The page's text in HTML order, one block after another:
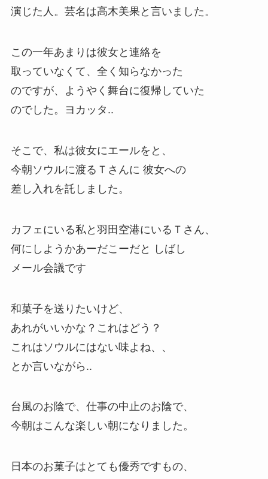
演じた人。芸名は高木美果と言いました。
この一年あまりは彼女と連絡を
取っていなくて、全く知らなかった
のですが、ようやく舞台に復帰していた
のでした。ヨカッタ..
そこで、私は彼女にエールをと、
今朝ソウルに渡るＴさんに 彼女への
差し入れを託しました。
カフェにいる私と羽田空港にいるＴさん、
何にしようかあーだこーだと しばし
メール会議です
和菓子を送りたいけど、
あれがいいかな？これはどう？
これはソウルにはない味よね、、
とか言いながら..
台風のお陰で、仕事の中止のお陰で、
今朝はこんな楽しい朝になりました。
日本のお菓子はとても優秀ですもの、